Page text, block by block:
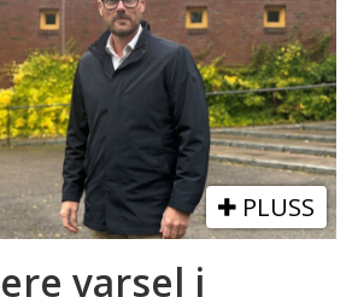
PLUSS
varsel i